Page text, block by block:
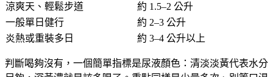
涼爽天、輕鬆步道
約 1.5–2 公升
一般單日健行
約 2–3 公升
炎熱或重裝多日
約 3–4 公升以上
判斷喝夠沒有，一個簡單指標是尿液顏色 ：清淡淡黃代表水分